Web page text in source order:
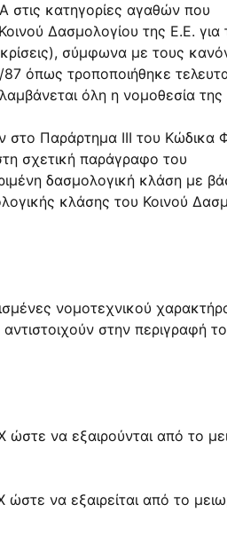
κατηγορίες αγαθών που
Δασμολογίου της Ε.Ε. για
σύμφωνα με τους
87 όπως τροποποιήθηκε
όλη η νομοθεσία της
Παράρτημα ΙΙΙ του Κώδικα
σχετική παράγραφο του
δασμολογική κλάση με
κλάσης του Κοινού
νομοτεχνικού
στην περιγραφή
να εξαιρούνται από το
να εξαιρείται από το